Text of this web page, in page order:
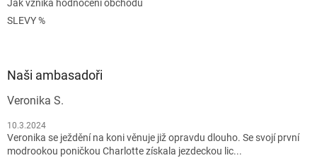
Jak vzniká hodnocení obchodu
SLEVY %
Naši ambasadoři
Veronika S.
10.3.2024
Veronika se ježdění na koni věnuje již opravdu dlouho. Se svojí první
modrookou poničkou Charlotte získala jezdeckou lic...